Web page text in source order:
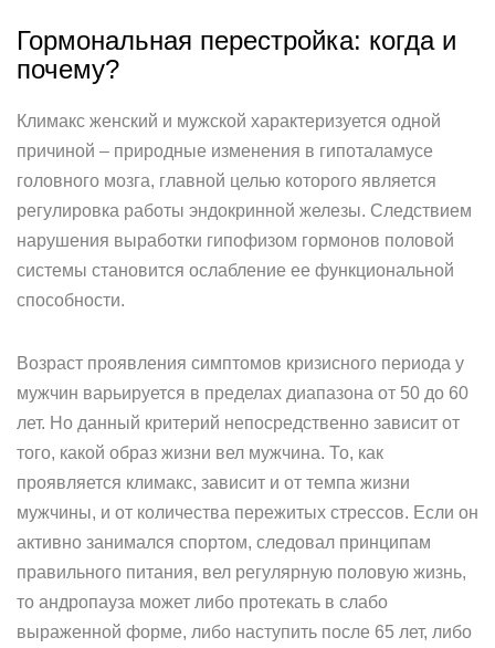
Гормональная перестройка: когда и
почему?
Климакс женский и мужской характеризуется одной
причиной – природные изменения в гипоталамусе
головного мозга, главной целью которого является
регулировка работы эндокринной железы. Следствием
нарушения выработки гипофизом гормонов половой
системы становится ослабление ее функциональной
способности.
Возраст проявления симптомов кризисного периода у
мужчин варьируется в пределах диапазона от 50 до 60
лет. Но данный критерий непосредственно зависит от
того, какой образ жизни вел мужчина. То, как
проявляется климакс, зависит и от темпа жизни
мужчины, и от количества пережитых стрессов. Если он
активно занимался спортом, следовал принципам
правильного питания, вел регулярную половую жизнь,
то андропауза может либо протекать в слабо
выраженной форме, либо наступить после 65 лет, либо